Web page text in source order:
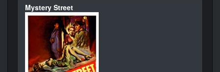
Mystery Street